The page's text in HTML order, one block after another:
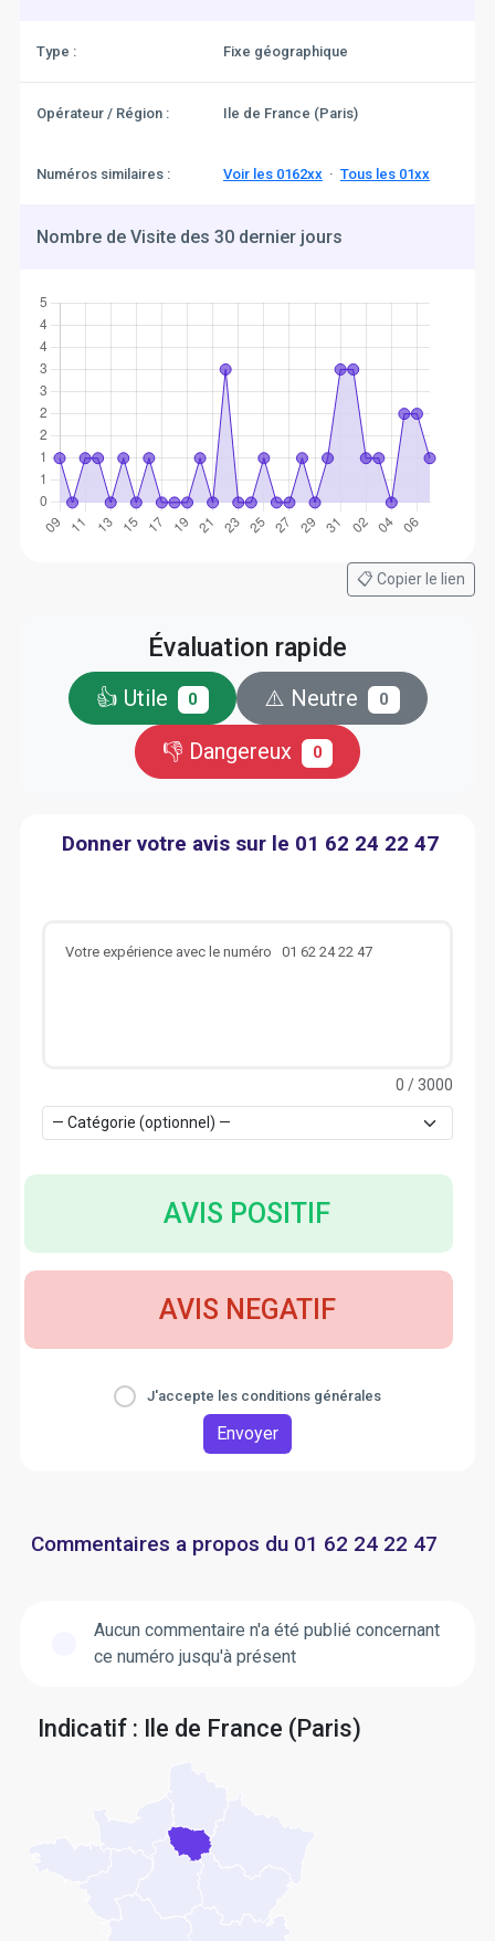
Type : Fixe géographique
Opérateur / Région : Ile de France (Paris)
Numéros similaires : Voir les 0162xx· Tous les 01xx
Nombre de Visite des 30 dernier jours
📋 Copier le lien
Évaluation rapide
👍 Utile 0 ⚠️ Neutre 0
👎 Dangereux 0
Donner votre avis sur le 01 62 24 22 47
0 / 3000
AVIS POSITIF
AVIS NEGATIF
J'accepte les conditions générales
Envoyer
Commentaires a propos du 01 62 24 22 47
Aucun commentaire n'a été publié concernant
ce numéro jusqu'à présent
Indicatif : Ile de France (Paris)